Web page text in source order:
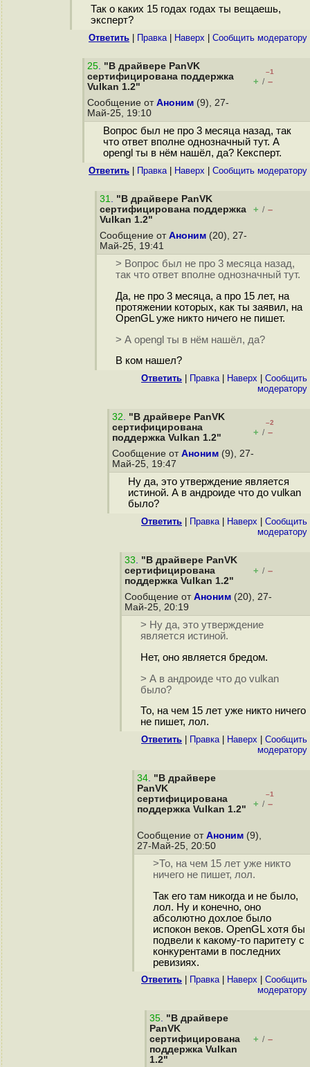
Так о каких 15 годах годах ты вещаешь,
эксперт?
Ответить Правка| Наверх Cообщить модератору
25. "В драйвере PanVK
сертифицирована поддержка
Vulkan 1.2"
–1
+ / –
Сообщение от Аноним (9), 27-
Май-25, 19:10
Вопрос был не про 3 месяца назад, так
что ответ вполне однозначный тут. А
opengl ты в нём нашёл, да? Кексперт.
Ответить Правка| Наверх Cообщить модератору
31. "В драйвере PanVK
сертифицирована поддержка
Vulkan 1.2"
+ / –
Сообщение от Аноним (20), 27-
Май-25, 19:41
> Вопрос был не про 3 месяца назад,
так что ответ вполне однозначный тут.
Да, не про 3 месяца, а про 15 лет, на
протяжении которых, как ты заявил, на
OpenGL уже никто ничего не пишет.
> А opengl ты в нём нашёл, да?
В ком нашел?
Ответить Правка| Наверх
Cообщить
модератору
32. "В драйвере PanVK
сертифицирована
поддержка Vulkan 1.2"
–2
+ / –
Сообщение от Аноним (9), 27-
Май-25, 19:47
Ну да, это утверждение является
истиной. А в андроиде что до vulkan
было?
Ответить Правка| Наверх
Cообщить
модератору
33. "В драйвере PanVK
сертифицирована
поддержка Vulkan 1.2"
+ / –
Сообщение от Аноним (20), 27-
Май-25, 20:19
> Ну да, это утверждение
является истиной.
Нет, оно является бредом.
> А в андроиде что до vulkan
было?
То, на чем 15 лет уже никто ничего
не пишет, лол.
Ответить Правка| Наверх
Cообщить
модератору
34. "В драйвере
PanVK
сертифицирована
поддержка Vulkan 1.2"
–1
+ / –
Сообщение от Аноним (9),
27-Май-25, 20:50
>То, на чем 15 лет уже никто
ничего не пишет, лол.
Так его там никогда и не было,
лол. Ну и конечно, оно
абсолютно дохлое было
испокон веков. OpenGL хотя бы
подвели к какому-то паритету с
конкурентами в последних
ревизиях.
Ответить Правка| Наверх
Cообщить
модератору
35. "В драйвере
PanVK
сертифицирована
поддержка Vulkan
1.2"
+ / –